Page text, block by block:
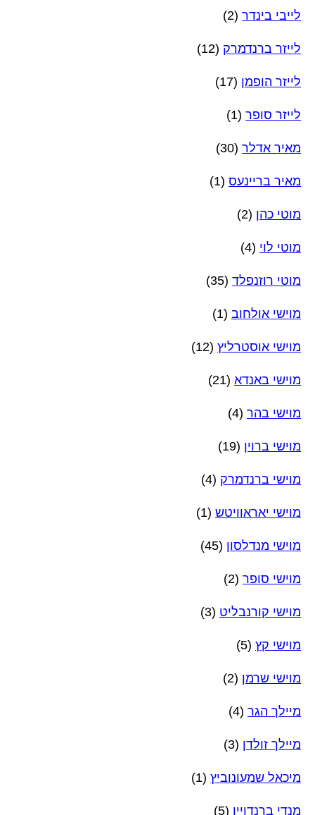
לייבי בינדר (2)
לייזר ברנדמרק (12)
לייזר הופמן (17)
לייזר סופר (1)
מאיר אדלר (30)
מאיר בריינעס (1)
מוטי כהן (2)
מוטי לוי (4)
מוטי רוזנפלד (35)
מוישי אולחוב (1)
מוישי אוסטרליץ (12)
מוישי באנדא (21)
מוישי בהר (4)
מוישי ברוין (19)
מוישי ברנדמרק (4)
מוישי יאראוויטש (1)
מוישי מנדלסון (45)
מוישי סופר (2)
מוישי קורנבליט (3)
מוישי קץ (5)
מוישי שרמן (2)
מיילך הגר (4)
מיילך זולדן (3)
מיכאל שמעונוביץ (1)
מנדי ברנדויין (5)